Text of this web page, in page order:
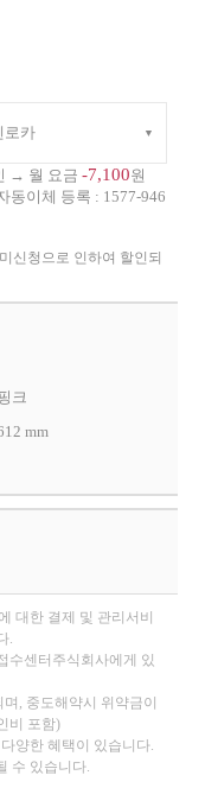
로카
→ 월 요금 -7,100원
동이체 등록 : 1577-946
신청으로 인하여 할인되
크
mm
대한 결제 및 관리서비
.
수센터주식회사에게 있
, 중도해약시 위약금이
비 포함)
양한 혜택이 있습니다.
수 있습니다.